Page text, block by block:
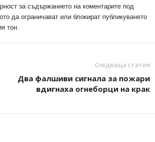
за съдържанието на коментарите под
да ограничават или блокират публикуването
тон.
Следваща статия
Два фалшиви сигнала за пожари
вдигнаха огнеборци на крак